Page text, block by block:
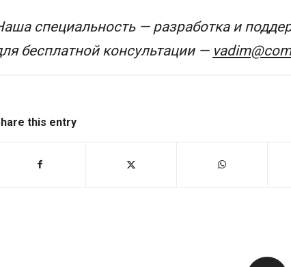
специальность — разработка и
бесплатной консультации —
this entry